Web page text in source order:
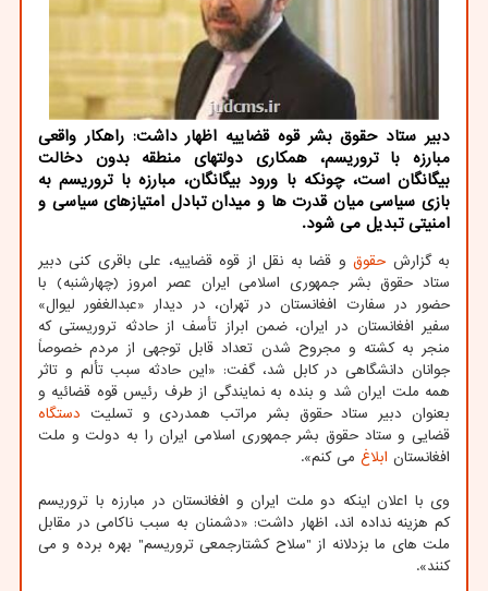
دبیر ستاد حقوق بشر قوه قضاییه اظهار داشت: راهكار واقعی
مبارزه با تروریسم، همكاری دولتهای منطقه بدون دخالت
بیگانگان است، چونكه با ورود بیگانگان، مبارزه با تروریسم به
بازی سیاسی میان قدرت ها و میدان تبادل امتیازهای سیاسی و
امنیتی تبدیل می شود.
به گزارش حقوقو قضا به نقل از قوه قضاییه، علی باقری کنی دبیر
ستاد حقوق بشر جمهوری اسلامی ایران عصر امروز (چهارشنبه) با
حضور در سفارت افغانستان در تهران، در دیدار «عبدالغفور لیوال»
سفیر افغانستان در ایران، ضمن ابراز تأسف از حادثه تروریستی که
منجر به کشته و مجروح شدن تعداد قابل توجهی از مردم خصوصاً
جوانان دانشگاهی در کابل شد، گفت: «این حادثه سبب تألم و تاثر
همه ملت ایران شد و بنده به نمایندگی از طرف رئیس قوه قضائیه و
بعنوان دبیر ستاد حقوق بشر مراتب همدردی و تسلیت دستگاه
قضایی و ستاد حقوق بشر جمهوری اسلامی ایران را به دولت و ملت
افغانستان ابلاغ می کنم».
وی با اعلان اینکه دو ملت ایران و افغانستان در مبارزه با تروریسم
کم هزینه نداده اند، اظهار داشت: «دشمنان به سبب ناکامی در مقابل
ملت های ما بزدلانه از "سلاح کشتارجمعی تروریسم" بهره برده و می
کنند».